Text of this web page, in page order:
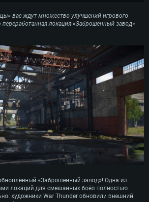
вас ждут множество улучшений игрового
локация «Заброшенный завод»
«Заброшенный завод»! Одна из
локаций для смешанных боёв полностью
художники War Thunder обновили внешний